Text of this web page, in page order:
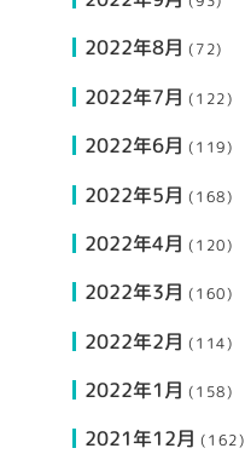
2022年8月 (72)
2022年7月 (122)
2022年6月 (119)
2022年5月 (168)
2022年4月 (120)
2022年3月 (160)
2022年2月 (114)
2022年1月 (158)
2021年12月 (162)